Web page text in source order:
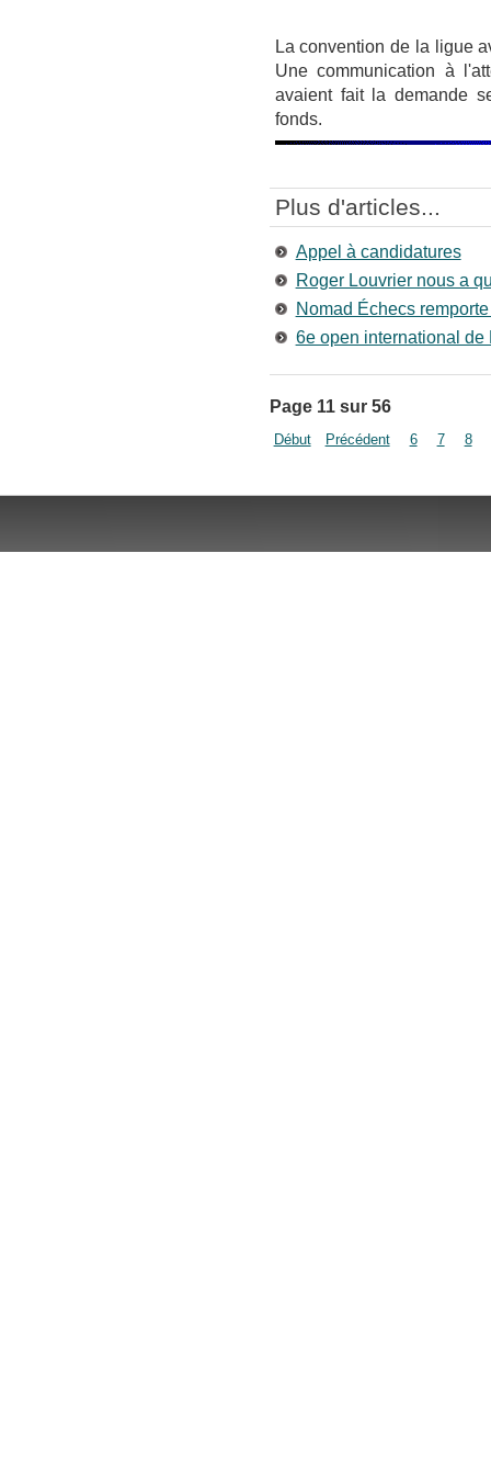
La convention de la ligue
Une communication à
avaient fait la demande
fonds.
Plus d'articles...
Appel à candidatures
Roger Louvrier nous a
Nomad Échecs
6e open international de
Page 11 sur 56
Début Précédent 6 7 8